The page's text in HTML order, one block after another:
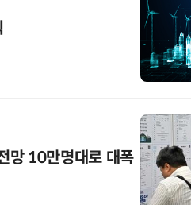
망 10만명대로 대폭